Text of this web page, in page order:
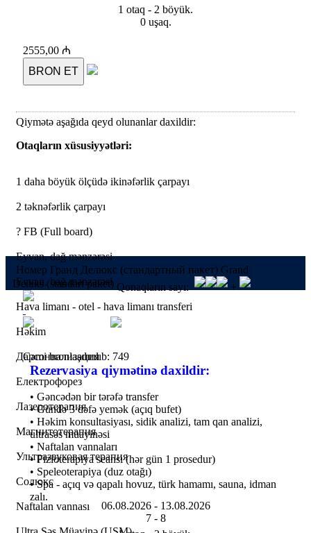
1 otaq - 2 böyük.
0 uşaq.
2555,00 ₼
BRON ET
Qiymətə aşağıda qeyd olunanlar daxildir:
Otaqların xüsusiyyətləri:
1 daha böyük ölçüdə ikinəfərlik çarpayı
2 təknəfərlik çarpayı
? FB (Full board)
Eyvan, dağ mənzərəsi
Eyvan, bağ mənzərəsi
Hava limanı - otel - hava limanı transferi
Həkim
Дарсонвализация
Електрофорез
Лазеротерапия
Магнитотерапия
Ультразвуковая терапия
Солюкс
Naftalan vannası
Номер Гранд Делюкс (стандартный пакет) Grand
Deluks (standart paket) Qonaqların sayı: +
Cəmi bronlaşdırılıb: 749
Rezervasiya qiymətinə daxildir:
• Gəncədən bir tərəfə transfer
• Gündə 3 dəfə yemək (açıq bufet)
• Həkim konsultasiyası, sidik analizi, tam qan analizi,
ultrasəs müayinəsi
• Naftalan vannaları
• Fizioterapiya seansı (hər gün 1 prosedur)
• Speleoterapiya (duz otağı)
• Spa - açıq və qapalı hovuz, türk hamamı, sauna, idman
zalı.
06.08.2026 - 13.08.2026
7 - 8